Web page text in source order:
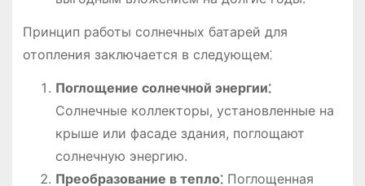
Принцип работы солнечных батарей для
отопления заключается в следующем⁚
Поглощение солнечной энергии⁚
Солнечные коллекторы, установленные на
крыше или фасаде здания, поглощают
солнечную энергию.
Преобразование в тепло⁚Поглощенная